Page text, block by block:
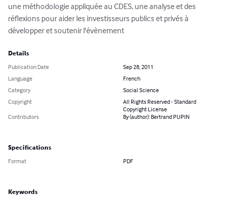
une méthodologie appliquée au CDES, une analyse et des
réflexions pour aider les investisseurs publics et privés à
développer et soutenir l'évènement
Details
Publication Date
Sep 28, 2011
Language
French
Category
Social Science
Copyright
All Rights Reserved - Standard
Copyright License
Contributors
By (author): Bertrand PUPIN
Specifications
Format PDF
Keywords